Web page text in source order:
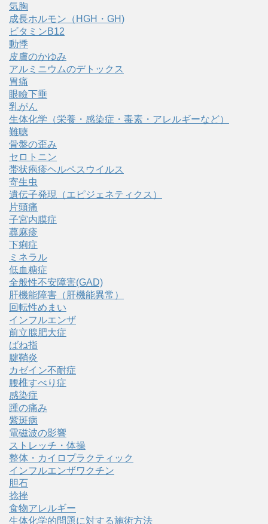
気胸
成長ホルモン（HGH・GH)
ビタミンB12
動悸
皮膚のかゆみ
アルミニウムのデトックス
胃痛
眼瞼下垂
乳がん
生体化学（栄養・感染症・毒素・アレルギーなど）
難聴
骨盤の歪み
セロトニン
帯状疱疹ヘルペスウイルス
寄生虫
遺伝子発現（エピジェネティクス）
片頭痛
子宮内膜症
蕁麻疹
下痢症
ミネラル
低血糖症
全般性不安障害(GAD)
肝機能障害（肝機能異常）
回転性めまい
インフルエンザ
前立腺肥大症
ばね指
腱鞘炎
カゼイン不耐症
腰椎すべり症
感染症
踵の痛み
紫斑病
電磁波の影響
ストレッチ・体操
整体・カイロプラクティック
インフルエンザワクチン
胆石
捻挫
食物アレルギー
生体化学的問題に対する施術方法